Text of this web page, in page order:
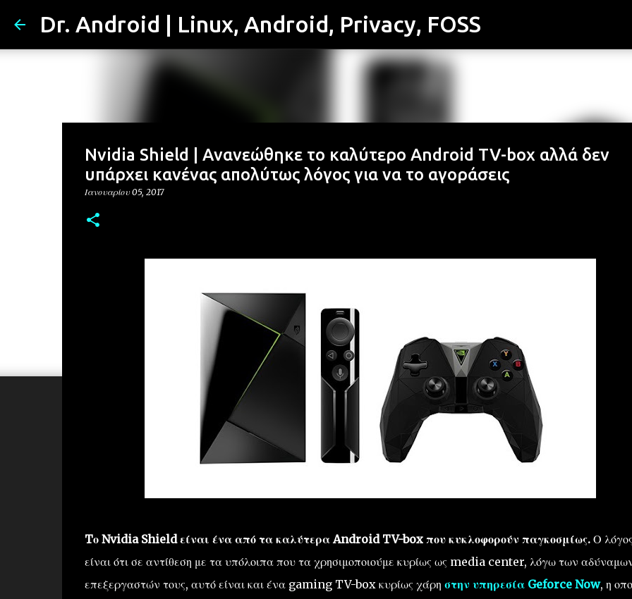
Μετάβαση στο κύριο περιεχόμενο
Dr. Android | Linux, Android, Privacy, FOSS
Nvidia Shield | Ανανεώθηκε το καλύτερο Android TV-box αλλά δεν
υπάρχει κανένας απολύτως λόγος για να το αγοράσεις
Ιανουαρίου 05, 2017
Tο Nvidia Shield είναι ένα από τα καλύτερα Android TV-box που κυκλοφορούν παγκοσμίως.Ο
είναι ότι σε αντίθεση με τα υπόλοιπα που τα χρησιμοποιούμε κυρίως ως media center, λόγω των
επεξεργαστών τους, αυτό είναι και ένα gaming TV-box κυρίως χάρη στην υπηρεσία Geforce Now, η